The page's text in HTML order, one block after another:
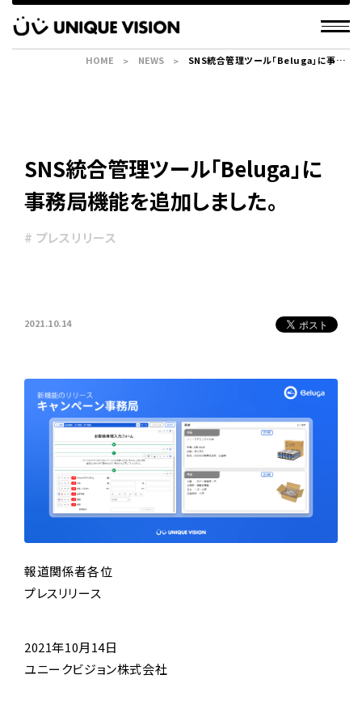
SNS統合管理ツール「Beluga」に
事務局機能を追加しました。
# プレスリリース
2021.10.14
報道関係者各位
プレスリリース
2021年10月14日
ユニークビジョン株式会社
HOME NEWS
SNS統合管理ツール「Beluga」に事務